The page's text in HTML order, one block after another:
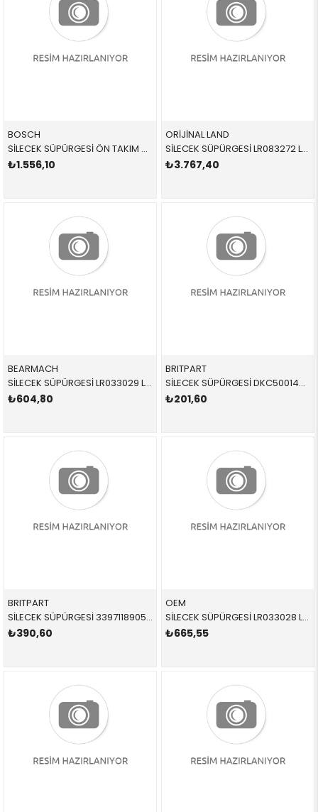
BOSCH
SİLECEK SÜPÜRGESİ ÖN TAKIM 3397014313 61610049744 61610049744 MİNİ,F60 COUNTRYMAN 2017-
₺1.556,10
ORİJİNAL LAND
SİLECEK SÜPÜRGESİ LR083272 LR083272 LR083272 VOGUE,SPORT,DİSCOVERY 5 ÖN-SAĞ 2013-
₺3.767,40
BEARMACH
SİLECEK SÜPÜRGESİ LR033029 LR033029 LR033029
₺604,80
BRITPART
SİLECEK SÜPÜRGESİ DKC500140 DKC500140 DKC500140 FREELANDER 1 ÖN-SAĞ 1996-2006
₺201,60
BRITPART
SİLECEK SÜPÜRGESİ 3397118905 DKC500130 DKC500130 FREELANDER 1 ÖN-SOL 1996-2006
₺390,60
OEM
SİLECEK SÜPÜRGESİ LR033028 LR076850 LR076850 VOGUE ÖN-SOL 2013-
₺665,55